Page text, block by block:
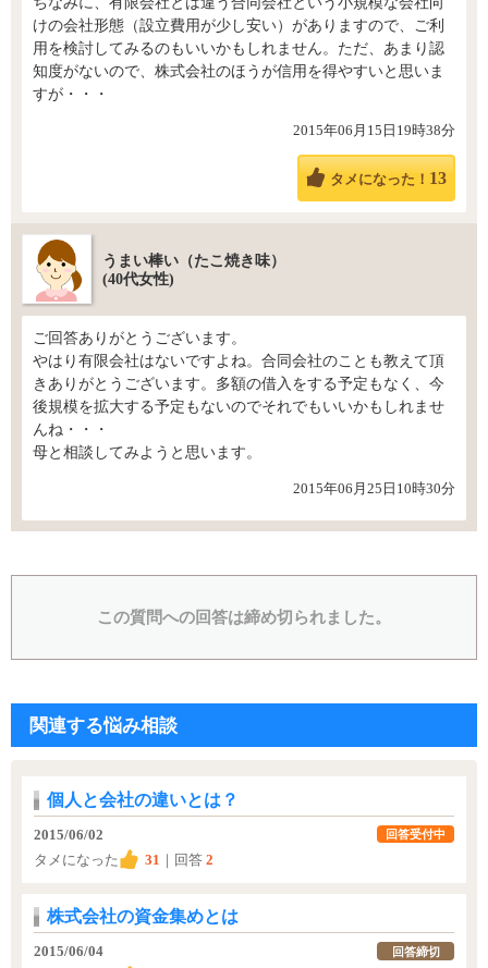
けの会社形態（設立費用が少し安い）がありますので、ご利
用を検討してみるのもいいかもしれません。ただ、あまり認
知度がないので、株式会社のほうが信用を得やすいと思いま
すが・・・
2015年06月15日19時38分
タメになった！ 13
うまい棒い（たこ焼き味）
(40代女性)
ご回答ありがとうございます。
やはり有限会社はないですよね。合同会社のことも教えて頂
きありがとうございます。多額の借入をする予定もなく、今
後規模を拡大する予定もないのでそれでもいいかもしれませ
んね・・・
母と相談してみようと思います。
2015年06月25日10時30分
この質問への回答は締め切られました。
関連する悩み相談
個人と会社の違いとは？
2015/06/02
タメになった
31 ｜回答 2
回答受付中
株式会社の資金集めとは
2015/06/04
回答締切